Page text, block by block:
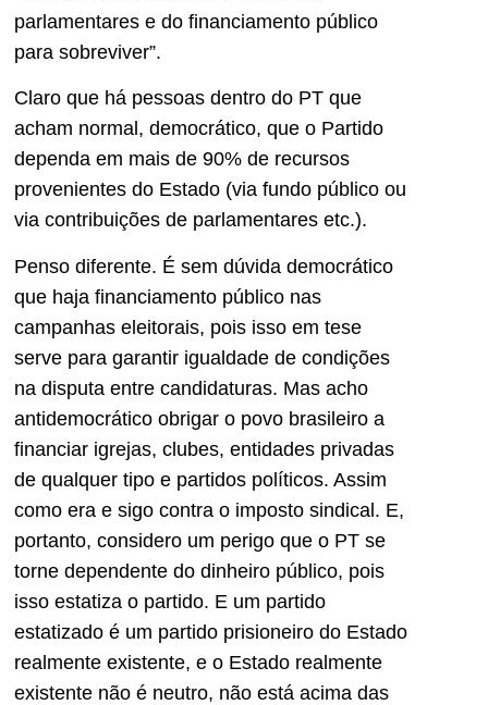
parlamentares e do financiamento público
para sobreviver”.
Claro que há pessoas dentro do PT que
acham normal, democrático, que o Partido
dependa em mais de 90% de recursos
provenientes do Estado (via fundo público ou
via contribuições de parlamentares etc.).
Penso diferente. É sem dúvida democrático
que haja financiamento público nas
campanhas eleitorais, pois isso em tese
serve para garantir igualdade de condições
na disputa entre candidaturas. Mas acho
antidemocrático obrigar o povo brasileiro a
financiar igrejas, clubes, entidades privadas
de qualquer tipo e partidos políticos. Assim
como era e sigo contra o imposto sindical. E,
portanto, considero um perigo que o PT se
torne dependente do dinheiro público, pois
isso estatiza o partido. E um partido
estatizado é um partido prisioneiro do Estado
realmente existente, e o Estado realmente
existente não é neutro, não está acima das